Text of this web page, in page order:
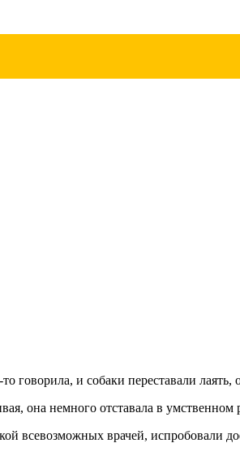
то говорила, и собаки переставали
она немного отставала в
всевозможных врачей, испробовали